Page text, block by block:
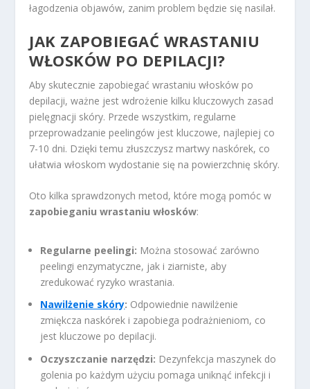
łagodzenia objawów, zanim problem będzie się nasilał.
JAK ZAPOBIEGAĆ WRASTANIU
WŁOSKÓW PO DEPILACJI?
Aby skutecznie zapobiegać wrastaniu włosków po
depilacji, ważne jest wdrożenie kilku kluczowych zasad
pielęgnacji skóry. Przede wszystkim, regularne
przeprowadzanie peelingów jest kluczowe, najlepiej co
7-10 dni. Dzięki temu złuszczysz martwy naskórek, co
ułatwia włoskom wydostanie się na powierzchnię skóry.
Oto kilka sprawdzonych metod, które mogą pomóc w
zapobieganiu wrastaniu włosków:
Regularne peelingi: Można stosować zarówno
peelingi enzymatyczne, jak i ziarniste, aby
zredukować ryzyko wrastania.
Nawilżenie skóry: Odpowiednie nawilżenie
zmiękcza naskórek i zapobiega podrażnieniom, co
jest kluczowe po depilacji.
Oczyszczanie narzędzi: Dezynfekcja maszynek do
golenia po każdym użyciu pomaga uniknąć infekcji i